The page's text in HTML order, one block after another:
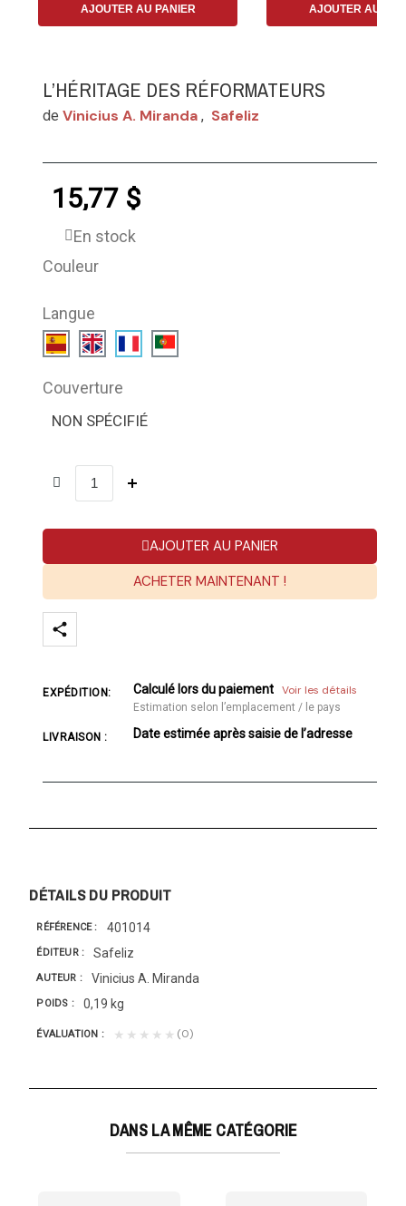
AJOUTER AU PANIER AJOUTER AU
L’HÉRITAGE DES RÉFORMATEURS
deVinicius A. Miranda , Safeliz
15,77 $
En stock
Couleur
Langue
Couverture
NON SPÉCIFIÉ
AJOUTER AU PANIER
ACHETER MAINTENANT !
EXPÉDITION: Calculé lors du paiement Voir les détails
Estimation selon l’emplacement / le pays
LIVRAISON : Date estimée après saisie de l’adresse
DÉTAILS DU PRODUIT
RÉFÉRENCE 401014
ÉDITEUR Safeliz
AUTEUR Vinicius A. Miranda
POIDS 0,19 kg
ÉVALUATION ★★★★★ (0)
DANS LA MÊME CATÉGORIE